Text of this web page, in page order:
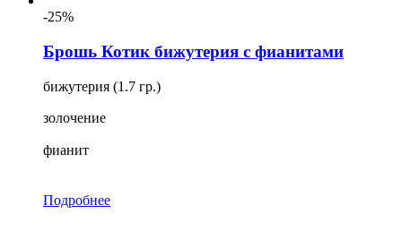
-25%
Брошь Котик бижутерия с фианитами
бижутерия (1.7 гр.)
золочение
фианит
Подробнее